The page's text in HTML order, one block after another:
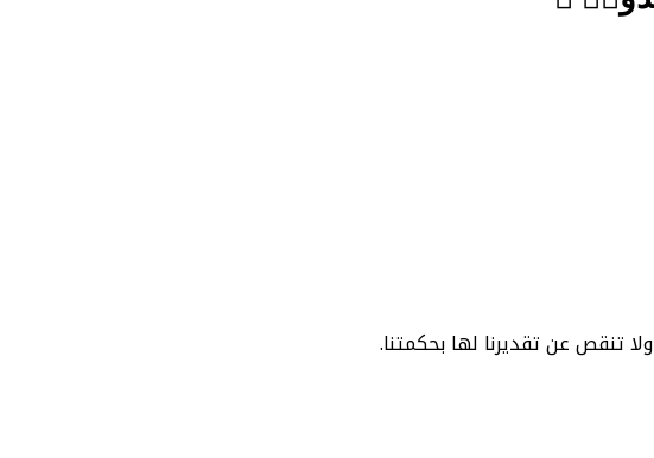
تنقص عن تقديرنا لها بحكمتنا.